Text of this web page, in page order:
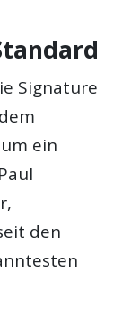
Signature
ein
den